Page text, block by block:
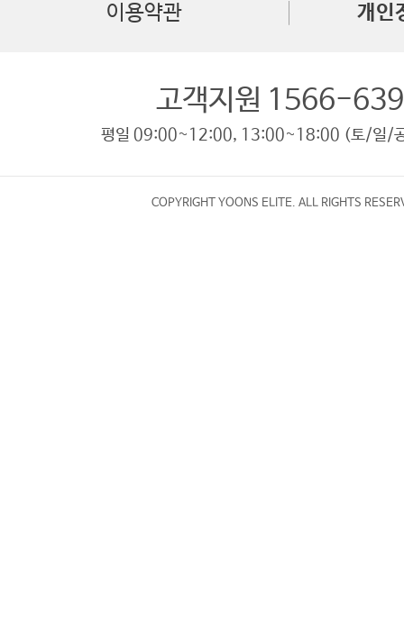
이용약관 개인
고객지원 1566-
평일 09:00~12:00, 13:00~18:00 (토/일/
COPYRIGHT YOONS ELITE. ALL RIGHTS